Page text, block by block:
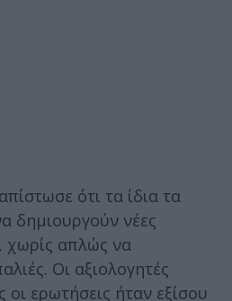
ότι τα ίδια τα
δημιουργούν νέες
χωρίς απλώς να
Οι αξιολογητές
οι ερωτήσεις ήταν εξίσου